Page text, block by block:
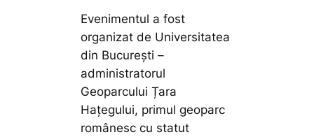
Evenimentul a fost
organizat de Universitatea
din București –
administratorul
Geoparcului Țara
Hațegului, primul geoparc
românesc cu statut